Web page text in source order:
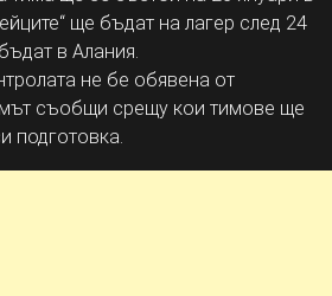
ще бъдат на лагер след 24
в Алания.
не бе обявена от
съобщи срещу кои тимове ще
подготовка.